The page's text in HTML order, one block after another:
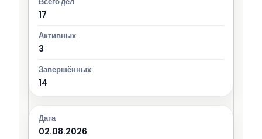
17
3
14
02.08.2026